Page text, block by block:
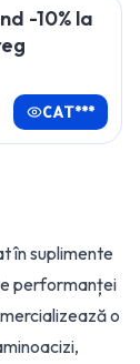
-10% la
CAT***
în suplimente
performanței
o